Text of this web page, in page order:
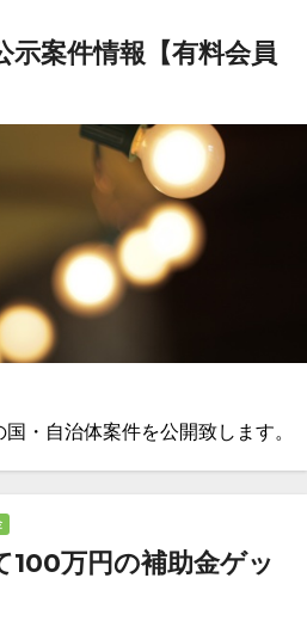
示案件情報【有料会員
・自治体案件を公開致します。
100万円の補助金ゲッ